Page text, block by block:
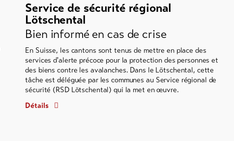
Service de sécurité régional
Lötschental
Bien informé en cas de crise
En Suisse, les cantons sont tenus de mettre en place des
services d'alerte précoce pour la protection des personnes et
des biens contre les avalanches. Dans le Lötschental, cette
tâche est déléguée par les communes au Service régional de
sécurité (RSD Lötschental) qui la met en œuvre.
Détails